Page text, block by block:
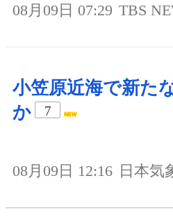
08月09日 07:29 TBS
小笠原近海で新た
か
7
08月09日 12:16 日本気